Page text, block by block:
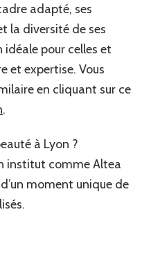
adapté, ses
la diversité de ses
pour celles et
et expertise. Vous
en cliquant sur ce
.
à Lyon ?
institut comme Altea
moment unique de